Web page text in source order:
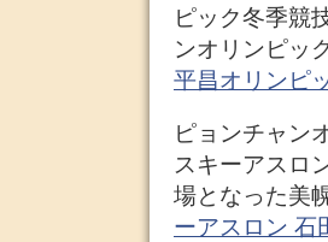
ピック冬季競
ンオリンピッ
平昌オリンピ
ピョンチャン
スキーアスロ
場となった美
ーアスロン 石